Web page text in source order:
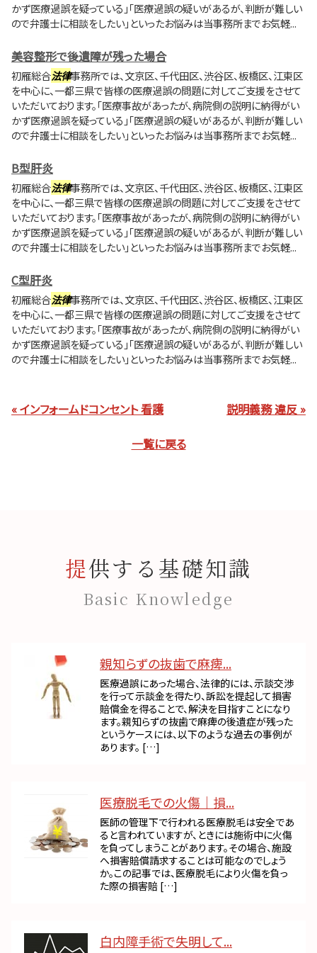
かず医療過誤を疑っている」「医療過誤の疑いがあるが、判断が難しい
ので弁護士に相談をしたい」といったお悩みは当事務所までお気軽...
美容整形で後遺障が残った場合
初雁総合法律事務所では、文京区、千代田区、渋谷区、板橋区、江東区
を中心に、一都三県で皆様の医療過誤の問題に対してご支援をさせて
いただいております。「医療事故があったが、病院側の説明に納得がい
かず医療過誤を疑っている」「医療過誤の疑いがあるが、判断が難しい
ので弁護士に相談をしたい」といったお悩みは当事務所までお気軽...
B型肝炎
初雁総合法律事務所では、文京区、千代田区、渋谷区、板橋区、江東区
を中心に、一都三県で皆様の医療過誤の問題に対してご支援をさせて
いただいております。「医療事故があったが、病院側の説明に納得がい
かず医療過誤を疑っている」「医療過誤の疑いがあるが、判断が難しい
ので弁護士に相談をしたい」といったお悩みは当事務所までお気軽...
C型肝炎
初雁総合法律事務所では、文京区、千代田区、渋谷区、板橋区、江東区
を中心に、一都三県で皆様の医療過誤の問題に対してご支援をさせて
いただいております。「医療事故があったが、病院側の説明に納得がい
かず医療過誤を疑っている」「医療過誤の疑いがあるが、判断が難しい
ので弁護士に相談をしたい」といったお悩みは当事務所までお気軽...
« インフォームドコンセント 看護 説明義務 違反 »
一覧に戻る
提供する基礎知識
Basic Knowledge
親知らずの抜歯で麻痺...
医療過誤にあった場合、法律的には、示談交渉
を行って示談金を得たり、訴訟を提起して損害
賠償金を得ることで、解決を目指すことになり
ます。親知らずの抜歯で麻痺の後遺症が残った
というケースには、以下のような過去の事例が
あります。 […]
医療脱毛での火傷｜損...
医師の管理下で行われる医療脱毛は安全であ
ると言われていますが、ときには施術中に火傷
を負ってしまうことがあります。その場合、施設
へ損害賠償請求することは可能なのでしょう
か。この記事では、医療脱毛により火傷を負っ
た際の損害賠 […]
白内障手術で失明して...